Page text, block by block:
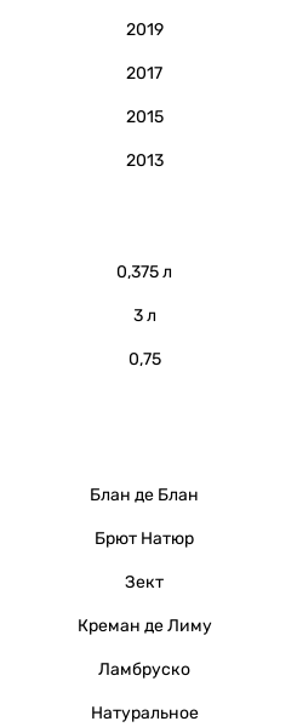
2019
2017
2015
2013
0,375 л
3 л
0,75
Блан де Блан
Брют Натюр
Зект
Креман де Лиму
Ламбруско
Натуральное